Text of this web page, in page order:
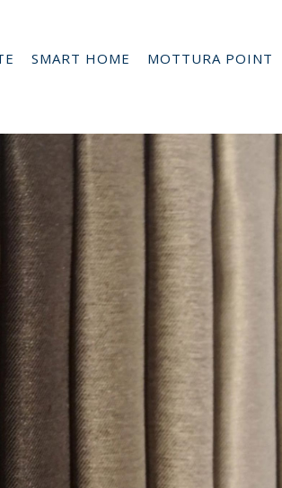
SMART HOME MOTTURA POINT